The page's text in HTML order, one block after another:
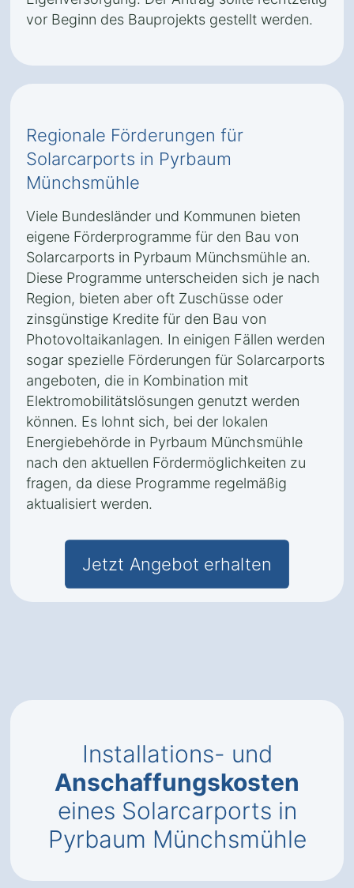
vor Beginn des Bauprojekts gestellt werden.
Regionale Förderungen für
Solarcarports in Pyrbaum
Münchsmühle
Viele Bundesländer und Kommunen bieten
eigene Förderprogramme für den Bau von
Solarcarports in Pyrbaum Münchsmühle an.
Diese Programme unterscheiden sich je nach
Region, bieten aber oft Zuschüsse oder
zinsgünstige Kredite für den Bau von
Photovoltaikanlagen. In einigen Fällen werden
sogar spezielle Förderungen für Solarcarports
angeboten, die in Kombination mit
Elektromobilitätslösungen genutzt werden
können. Es lohnt sich, bei der lokalen
Energiebehörde in Pyrbaum Münchsmühle
nach den aktuellen Fördermöglichkeiten zu
fragen, da diese Programme regelmäßig
aktualisiert werden.
Jetzt Angebot erhalten
Installations- und
Anschaffungskosten
eines Solarcarports in
Pyrbaum Münchsmühle